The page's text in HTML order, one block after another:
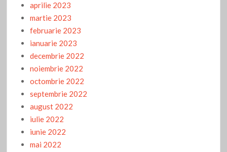
aprilie 2023
martie 2023
februarie 2023
ianuarie 2023
decembrie 2022
noiembrie 2022
octombrie 2022
septembrie 2022
august 2022
iulie 2022
iunie 2022
mai 2022